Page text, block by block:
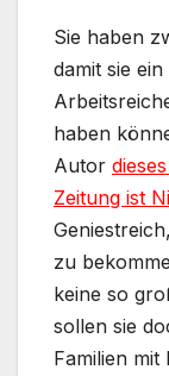
Sie haben
damit sie
haben
Autor
Zeitung ist
zu
keine so
sollen sie
Familien